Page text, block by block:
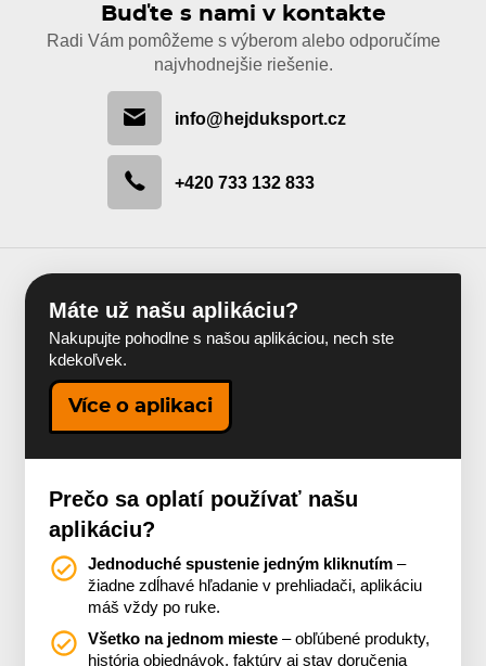
Buďte s nami v kontakte
Radi Vám pomôžeme s výberom alebo odporučíme
najvhodnejšie riešenie.
info@hejduksport.cz
+420 733 132 833
Máte už našu aplikáciu?
Nakupujte pohodlne s našou aplikáciou, nech ste
kdekoľvek.
Více o aplikaci
Prečo sa oplatí používať našu
aplikáciu?
Jednoduché spustenie jedným kliknutím –
žiadne zdĺhavé hľadanie v prehliadači, aplikáciu
máš vždy po ruke.
Všetko na jednom mieste – obľúbené produkty,
história objednávok, faktúry aj stav doručenia